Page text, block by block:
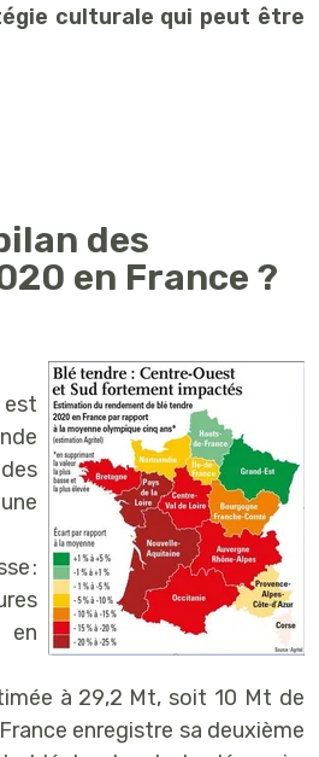
culturale qui peut être
des
en France ?
est
:
à 29,2 Mt, soit 10 Mt de
enregistre sa deuxième